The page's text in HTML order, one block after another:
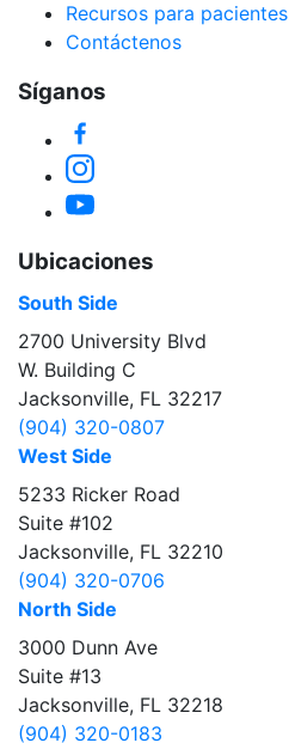
Recursos para pacientes
Contáctenos
Síganos
Instagram
YouTube
Ubicaciones
South Side
2700 University Blvd
W. Building C
Jacksonville, FL 32217
(904) 320-0807
West Side
5233 Ricker Road
Suite #102
Jacksonville, FL 32210
(904) 320-0706
North Side
3000 Dunn Ave
Suite #13
Jacksonville, FL 32218
(904) 320-0183